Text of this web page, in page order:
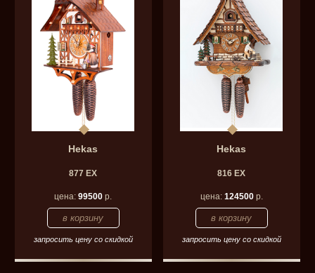
Hekas
877 EX
цена:99500 р.
запросить цену со скидкой
Hekas
816 EX
цена: 124500р.
запросить цену со скидкой